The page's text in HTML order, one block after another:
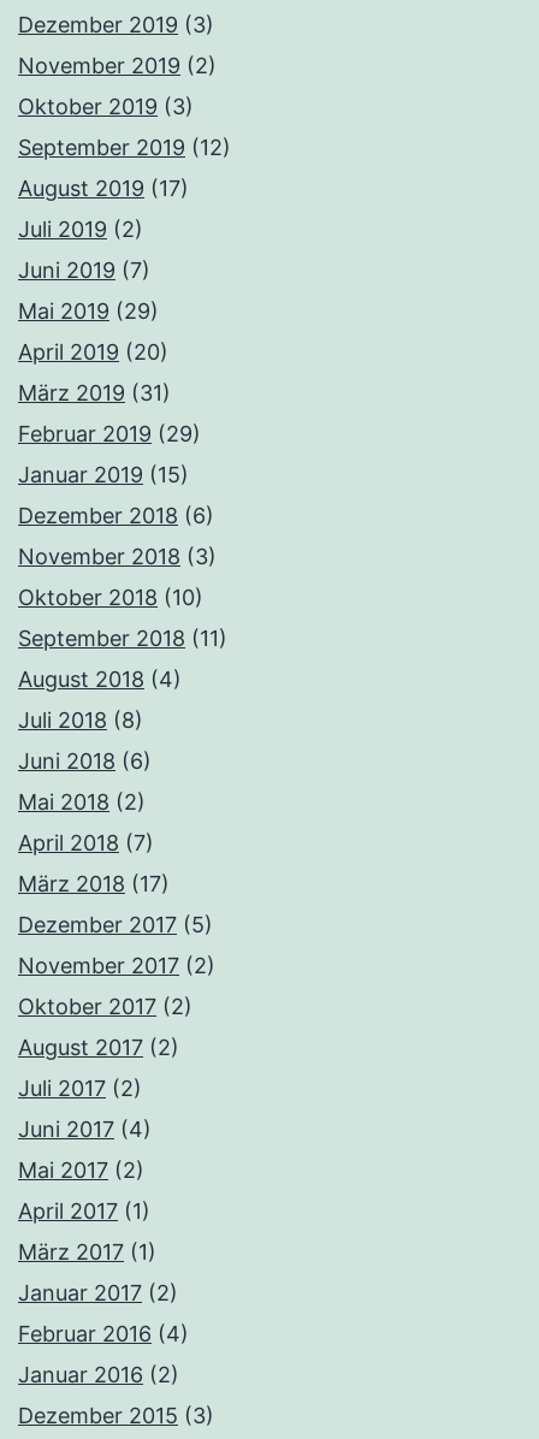
Dezember 2019 (3)
November 2019 (2)
Oktober 2019 (3)
September 2019 (12)
August 2019 (17)
Juli 2019 (2)
Juni 2019 (7)
Mai 2019 (29)
April 2019 (20)
März 2019 (31)
Februar 2019 (29)
Januar 2019 (15)
Dezember 2018 (6)
November 2018 (3)
Oktober 2018 (10)
September 2018 (11)
August 2018 (4)
Juli 2018 (8)
Juni 2018 (6)
Mai 2018 (2)
April 2018 (7)
März 2018 (17)
Dezember 2017 (5)
November 2017 (2)
Oktober 2017 (2)
August 2017 (2)
Juli 2017 (2)
Juni 2017 (4)
Mai 2017 (2)
April 2017 (1)
März 2017 (1)
Januar 2017 (2)
Februar 2016 (4)
Januar 2016 (2)
Dezember 2015 (3)